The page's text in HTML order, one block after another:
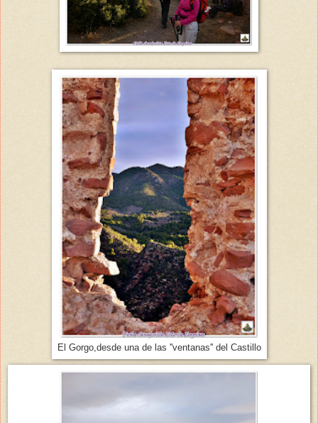
El Gorgo,desde una de las ''ventanas'' del Castillo